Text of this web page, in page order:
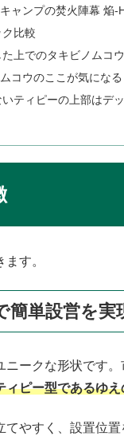
ャンプの焚火陣幕 焔-
比較
た上でのタキビノムコ
コウのここが気になる
ティピーの上部はデ
す。
簡単設営を実
ニークな形状です
ィピー型であるゆ
やすく、設置位